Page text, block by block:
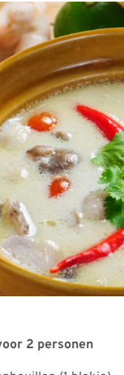
2 personen